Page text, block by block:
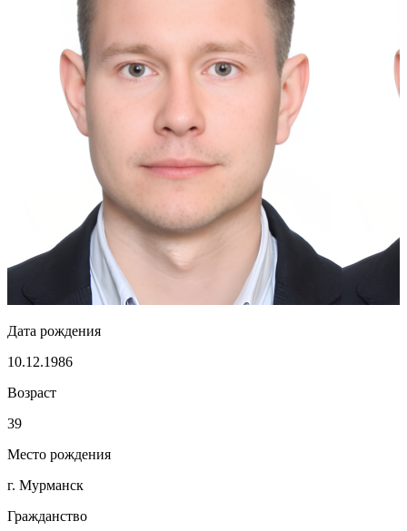
Дата рождения
10.12.1986
Возраст
39
Место рождения
г. Мурманск
Гражданство